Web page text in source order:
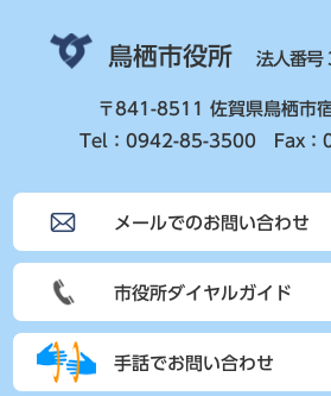
鳥栖市役所 法人番
〒841-8511 佐賀県鳥栖市
Tel：0942-85-3500 Fax：
メールでのお問い合わせ
市役所ダイヤルガイド
手話でお問い合わせ